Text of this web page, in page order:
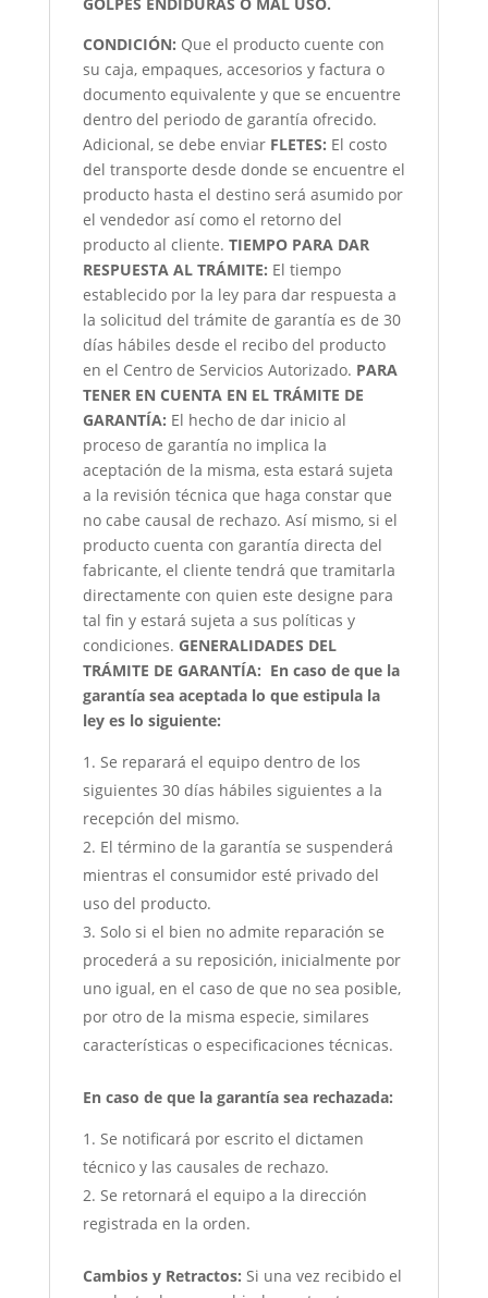
CONDICIÓN: Que el producto cuente con
su caja, empaques, accesorios y factura o
documento equivalente y que se encuentre
dentro del periodo de garantía ofrecido.
Adicional, se debe enviar FLETES: El costo
del transporte desde donde se encuentre el
producto hasta el destino será asumido por
el vendedor así como el retorno del
producto al cliente. TIEMPO PARA DAR
RESPUESTA AL TRÁMITE: El tiempo
establecido por la ley para dar respuesta a
la solicitud del trámite de garantía es de 30
días hábiles desde el recibo del producto
en el Centro de Servicios Autorizado. PARA
TENER EN CUENTA EN EL TRÁMITE DE
GARANTÍA: El hecho de dar inicio al
proceso de garantía no implica la
aceptación de la misma, esta estará sujeta
a la revisión técnica que haga constar que
no cabe causal de rechazo. Así mismo, si el
producto cuenta con garantía directa del
fabricante, el cliente tendrá que tramitarla
directamente con quien este designe para
tal fin y estará sujeta a sus políticas y
condiciones. GENERALIDADES DEL
TRÁMITE DE GARANTÍA: En caso de que la
garantía sea aceptada lo que estipula la
ley es lo siguiente:
Se reparará el equipo dentro de los
siguientes 30 días hábiles siguientes a la
recepción del mismo.
El término de la garantía se suspenderá
mientras el consumidor esté privado del
uso del producto.
Solo si el bien no admite reparación se
procederá a su reposición, inicialmente por
uno igual, en el caso de que no sea posible,
por otro de la misma especie, similares
características o especificaciones técnicas.
En caso de que la garantía sea rechazada:
Se notificará por escrito el dictamen
técnico y las causales de rechazo.
Se retornará el equipo a la dirección
registrada en la orden.
Cambios y Retractos: Si una vez recibido el